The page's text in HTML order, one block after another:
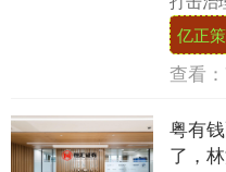
的重要
捕捉与
亿正
查看：
粤有
了，